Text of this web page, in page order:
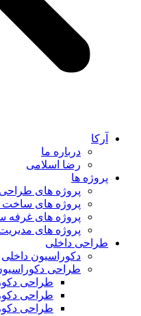
آرکا
درباره ما
رضا اسلامی
پروژه ها
پروژه های
پروژه های
پروژه های غرفه
پروژه های
طراحی داخلی
دکوراسیون داخلی
طراحی
طراحی
طراحی
طراحی